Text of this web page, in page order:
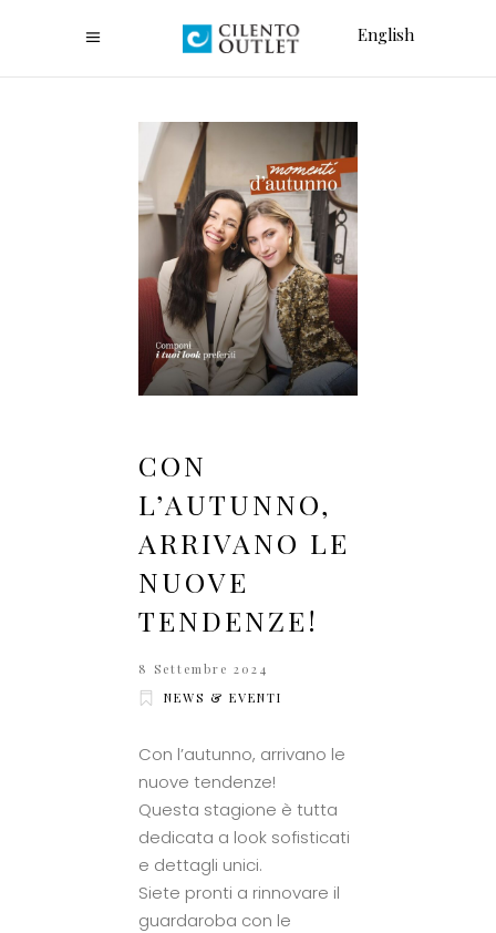
English
CON
L’AUTUNNO,
ARRIVANO LE
NUOVE
TENDENZE!
8 Settembre 2024
NEWS & EVENTI
Con l’autunno, arrivano le
nuove tendenze!
Questa stagione è tutta
dedicata a look sofisticati
e dettagli unici.
Siete pronti a rinnovare il
guardaroba con le